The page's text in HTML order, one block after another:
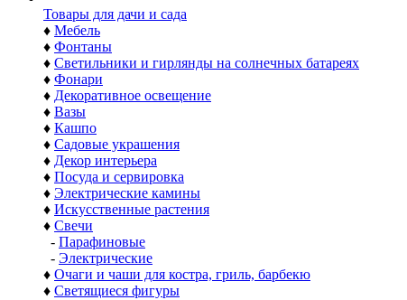
Товары для дачи и сада
♦ Мебель
♦ Фонтаны
♦ Светильники и гирлянды на солнечных батареях
♦ Фонари
♦ Декоративное освещение
♦ Вазы
♦ Кашпо
♦ Садовые украшения
♦ Декор интерьера
♦ Посуда и сервировка
♦ Электрические камины
♦ Искусственные растения
♦ Свечи
- Парафиновые
- Электрические
♦ Очаги и чаши для костра, гриль, барбекю
♦ Светящиеся фигуры